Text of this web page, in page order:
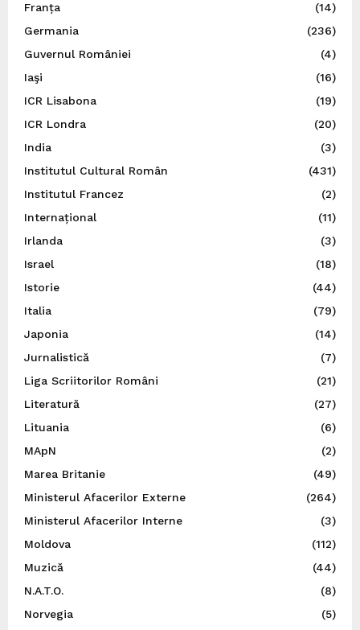
Franța
(14)
Germania
(236)
Guvernul României
(4)
Iaşi
(16)
ICR Lisabona
(19)
ICR Londra
(20)
India
(3)
Institutul Cultural Român
(431)
Institutul Francez
(2)
Internațional
(11)
Irlanda
(3)
Israel
(18)
Istorie
(44)
Italia
(79)
Japonia
(14)
Jurnalistică
(7)
Liga Scriitorilor Români
(21)
Literatură
(27)
Lituania
(6)
MApN
(2)
Marea Britanie
(49)
Ministerul Afacerilor Externe
(264)
Ministerul Afacerilor Interne
(3)
Moldova
(112)
Muzică
(44)
N.A.T.O.
(8)
Norvegia
(5)